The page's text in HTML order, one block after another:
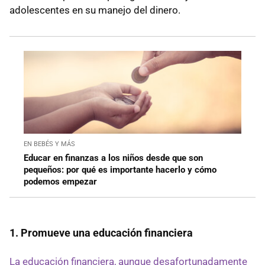
adolescentes en su manejo del dinero.
EN BEBÉS Y MÁS
Educar en finanzas a los niños desde que son
pequeños: por qué es importante hacerlo y cómo
podemos empezar
1. Promueve una educación financiera
La educación financiera, aunque desafortunadamente